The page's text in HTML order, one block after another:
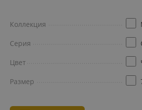
Коллекция
Серия
Цвет
Размер